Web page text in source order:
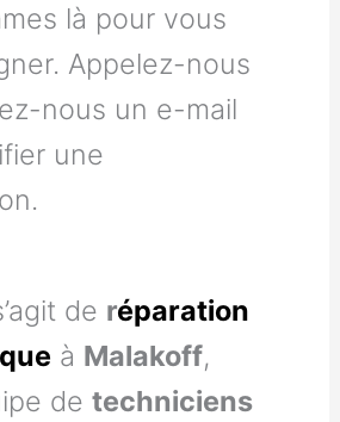
là pour vous
Appelez-nous
nous un e-mail
une
de réparation
à Malakoff,
detechniciens